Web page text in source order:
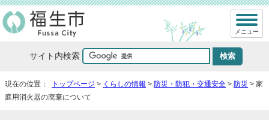
サイト内検索
メニュー
現在の位置： トップページ > くらしの情報 > 防災・防犯・交通安全 > 防災 > 家
庭用消火器の廃棄について